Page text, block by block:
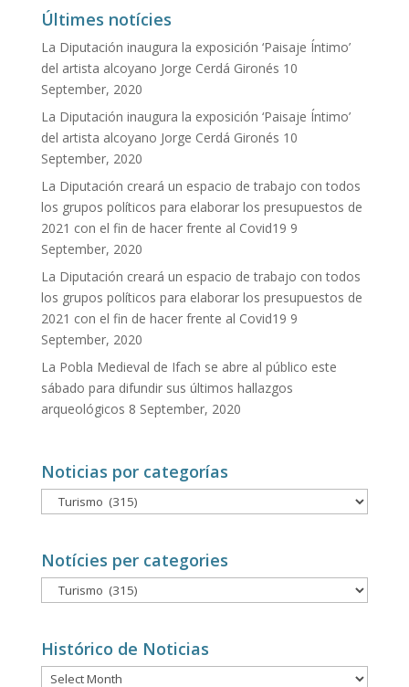
Últimes notícies
La Diputación inaugura la exposición ‘Paisaje Íntimo’
del artista alcoyano Jorge Cerdá Gironés 10
September, 2020
La Diputación inaugura la exposición ‘Paisaje Íntimo’
del artista alcoyano Jorge Cerdá Gironés 10
September, 2020
La Diputación creará un espacio de trabajo con todos
los grupos políticos para elaborar los presupuestos de
2021 con el fin de hacer frente al Covid19 9
September, 2020
La Diputación creará un espacio de trabajo con todos
los grupos políticos para elaborar los presupuestos de
2021 con el fin de hacer frente al Covid19 9
September, 2020
La Pobla Medieval de Ifach se abre al público este
sábado para difundir sus últimos hallazgos
arqueológicos 8 September, 2020
Noticias por categorías
Noticias
por
Notícies per categories
Notícies
per
Histórico de Noticias
Histórico